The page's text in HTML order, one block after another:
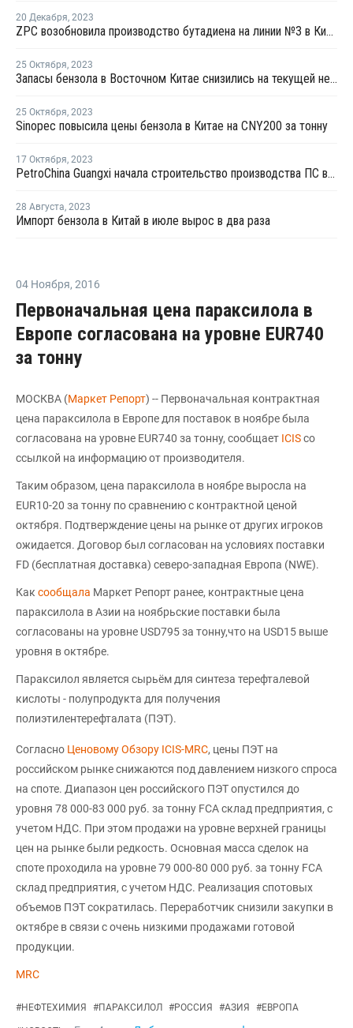
20 Декабря, 2023
ZPC возобновила производство бутадиена на линии №3 в Китае
25 Октября, 2023
Запасы бензола в Восточном Китае снизились на текущей неделе
25 Октября, 2023
Sinopec повысила цены бензола в Китае на CNY200 за тонну
17 Октября, 2023
PetroChina Guangxi начала строительство производства ПС в Китае
28 Августа, 2023
Импорт бензола в Китай в июле вырос в два раза
04 Ноября, 2016
Первоначальная цена параксилола в
Европе согласована на уровне EUR740
за тонну
МОСКВА (Маркет Репорт) -- Первоначальная контрактная
цена параксилола в Европе для поставок в ноябре была
согласована на уровне EUR740 за тонну, сообщает ICISсо
ссылкой на информацию от производителя.
Таким образом, цена параксилола в ноябре выросла на
EUR10-20 за тонну по сравнению с контрактной ценой
октября. Подтверждение цены на рынке от других игроков
ожидается. Договор был согласован на условиях поставки
FD (бесплатная доставка) северо-западная Европа (NWE).
Как сообщала Маркет Репорт ранее, контрактные цена
параксилола в Азии на ноябрьские поставки была
согласованы на уровне USD795 за тонну,что на USD15 выше
уровня в октябре.
Параксилол является сырьём для синтеза терефталевой
кислоты - полупродукта для получения
полиэтилентерефталата (ПЭТ).
Согласно Ценовому Обзору ICIS-MRC, цены ПЭТ на
российском рынке снижаются под давлением низкого спроса
на споте. Диапазон цен российского ПЭТ опустился до
уровня 78 000-83 000 руб. за тонну FCA склад предприятия, с
учетом НДС. При этом продажи на уровне верхней границы
цен на рынке были редкость. Основная масса сделок на
споте проходила на уровне 79 000-80 000 руб. за тонну FCA
склад предприятия, с учетом НДС. Реализация спотовых
объемов ПЭТ сократилась. Переработчик снизили закупки в
октябре в связи с очень низкими продажами готовой
продукции.
MRC
#НЕФТЕХИМИЯ #ПАРАКСИЛОЛ #РОССИЯ #АЗИЯ #ЕВРОПА